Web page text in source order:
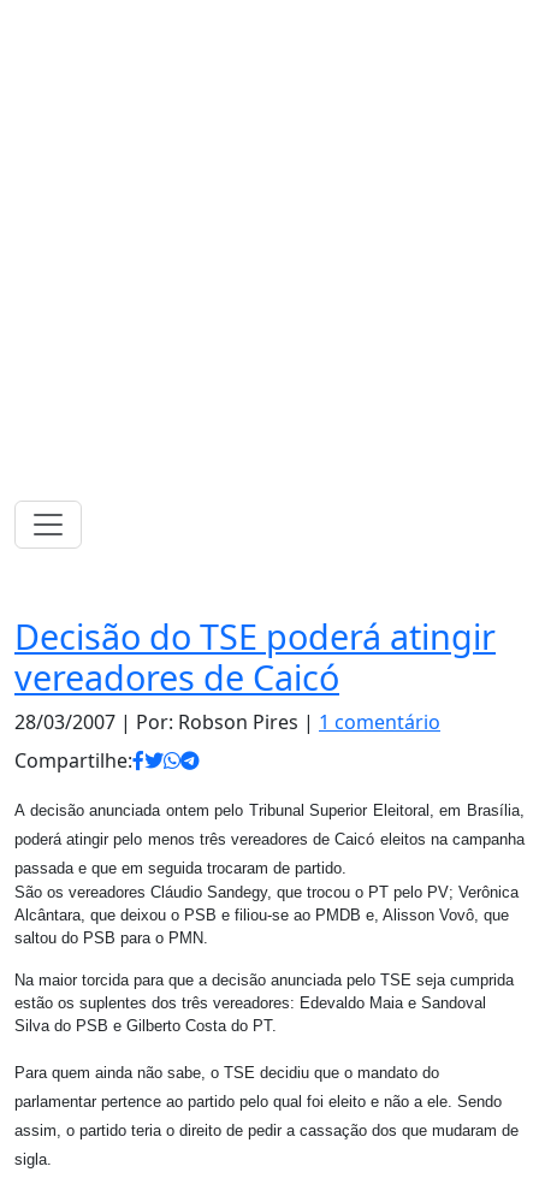
Decisão do TSE poderá atingir
vereadores de Caicó
28/03/2007 | Por: Robson Pires | 1 comentário
Compartilhe:
A decisão anunciada ontem pelo Tribunal Superior Eleitoral, em Brasília,
poderá atingir pelo menos três vereadores de Caicó eleitos na campanha
passada e que em seguida trocaram de partido.
São os vereadores Cláudio Sandegy, que trocou o PT pelo PV; Verônica
Alcântara, que deixou o PSB e filiou-se ao PMDB e, Alisson Vovô, que
saltou do PSB para o PMN.
Na maior torcida para que a decisão anunciada pelo TSE seja cumprida
estão os suplentes dos três vereadores: Edevaldo Maia e Sandoval
Silva do PSB e Gilberto Costa do PT.
Para quem ainda não sabe, o TSE decidiu que o mandato do
parlamentar pertence ao partido pelo qual foi eleito e não a ele. Sendo
assim, o partido teria o direito de pedir a cassação dos que mudaram de
sigla.